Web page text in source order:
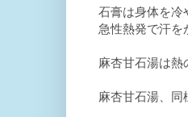
石膏は身体を冷
急性熱発で汗を
麻杏甘石湯は熱
麻杏甘石湯、同